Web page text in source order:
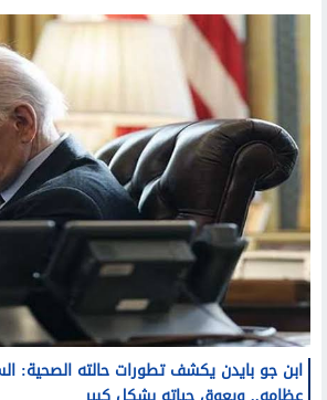
ابن جو بايدن يكشف تطورات حالته الصحية:
عظامه.. ويعوق حياته بشكل كبير